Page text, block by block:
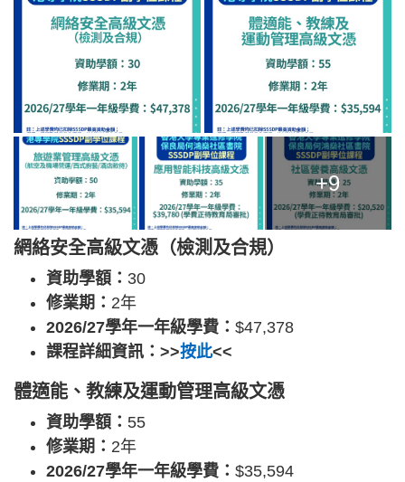
+9
網絡安全高級文憑（檢測及合規）
資助學額： 30
修業期： 2年
2026/27學年一年級學費： $47,378
課程詳細資訊：>>按此<<
體適能、教練及運動管理高級文憑
資助學額： 55
修業期： 2年
2026/27學年一年級學費： $35,594